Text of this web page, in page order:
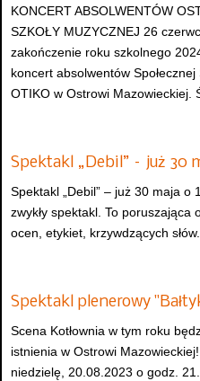
KONCERT ABSOLWENTÓW
SZKOŁY MUZYCZNEJ 26
zakończenie roku szkolnego
koncert absolwentów
OTIKO w Ostrowi Mazowieckiej.
Spektakl „Debil” – już 30
Spektakl „Debil” – już 30 maja o
zwykły spektakl. To poruszająca
ocen, etykiet, krzywdzących
Spektakl plenerowy
Scena Kotłownia w tym roku
istnienia w Ostrowi
niedzielę, 20.08.2023 o godz.